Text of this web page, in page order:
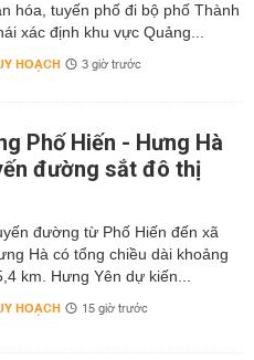
hóa, tuyến phố đi bộ phố Thành
xác định khu vực Quảng...
HOẠCH 3 giờ trước
Phố Hiến - Hưng Hà
đường sắt đô thị
đường từ Phố Hiến đến xã
Hà có tổng chiều dài khoảng
km. Hưng Yên dự kiến...
HOẠCH 15 giờ trước